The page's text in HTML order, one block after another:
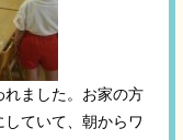
れました。お家の方
ていて、朝からワ